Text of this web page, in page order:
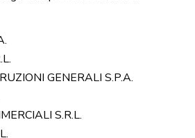
GENERALI S.P.A.
S.R.L.